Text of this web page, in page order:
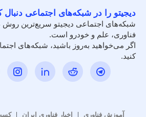
دیجیتو را در شبکه‌های اجتماعی دنبال
شبکه‌های اجتماعی دیجیتو سریع‌ترین روش
فناوری، علم و خودرو است.
اگر می‌خواهید به‌روز باشید، شبکه‌های
کنید.
آموزش فناوری اخبار فناوری ایران